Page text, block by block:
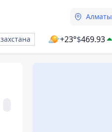
Алматы
+23°$469.93